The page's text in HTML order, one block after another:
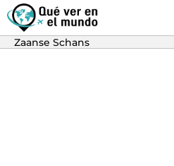
Zaanse Schans